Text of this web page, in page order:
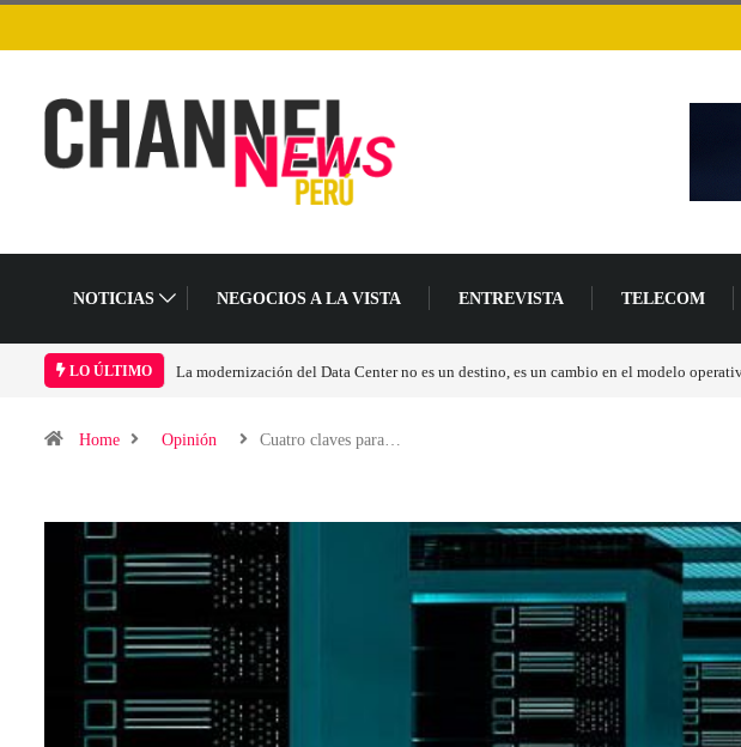
NOTICIAS NEGOCIOS A LA VISTA ENTREVISTA TELECOM
LO ÚLTIMO Los ingresos por semiconductores aumentarán más de un 94 % en 2026
Home Opinión Cuatro claves para…